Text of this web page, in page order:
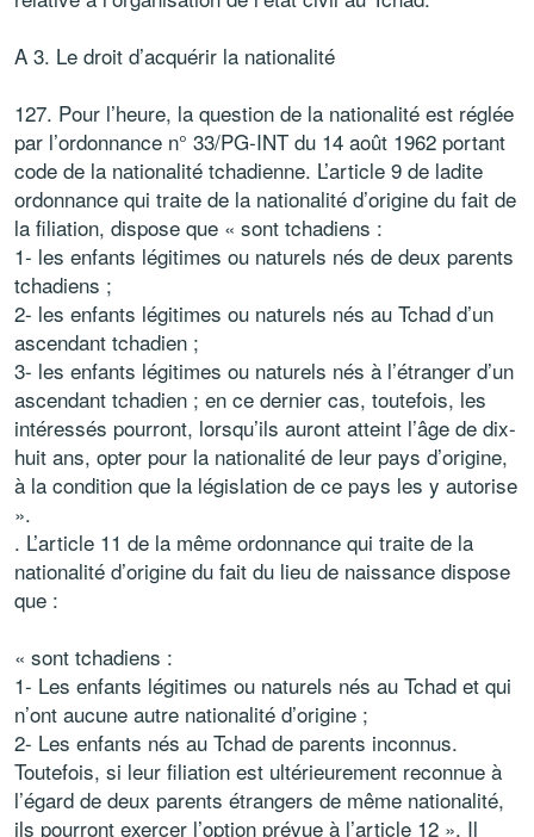
A 3. Le droit d’acquérir la nationalité
127. Pour l’heure, la question de la nationalité est réglée
par l’ordonnance n° 33/PG-INT du 14 août 1962 portant
code de la nationalité tchadienne. L’article 9 de ladite
ordonnance qui traite de la nationalité d’origine du fait de
la filiation, dispose que « sont tchadiens :
1- les enfants légitimes ou naturels nés de deux parents
tchadiens ;
2- les enfants légitimes ou naturels nés au Tchad d’un
ascendant tchadien ;
3- les enfants légitimes ou naturels nés à l’étranger d’un
ascendant tchadien ; en ce dernier cas, toutefois, les
intéressés pourront, lorsqu’ils auront atteint l’âge de dix-
huit ans, opter pour la nationalité de leur pays d’origine,
à la condition que la législation de ce pays les y autorise
».
. L’article 11 de la même ordonnance qui traite de la
nationalité d’origine du fait du lieu de naissance dispose
que :
« sont tchadiens :
1- Les enfants légitimes ou naturels nés au Tchad et qui
n’ont aucune autre nationalité d’origine ;
2- Les enfants nés au Tchad de parents inconnus.
Toutefois, si leur filiation est ultérieurement reconnue à
l’égard de deux parents étrangers de même nationalité,
ils pourront exercer l’option prévue à l’article 12 ». Il